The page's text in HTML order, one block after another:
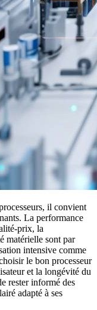
il convient
La performance
prix, la
matérielle sont par
intensive comme
le bon processeur
et la longévité du
rester informé des
adapté à ses